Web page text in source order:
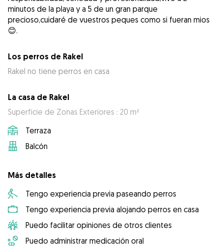
minutos de la playa y a 5 de un gran parque
precioso,cuidaré de vuestros peques como si fueran mios
😊.
Los perros de Rakel
Rakel no tiene perros en casa
La casa de Rakel
Superficie de Zonas Exteriores : 20 m²
Terraza
Balcón
Más detalles
Tengo experiencia previa paseando perros
Tengo experiencia previa alojando perros en casa
Puedo facilitar opiniones de otros clientes
Puedo administrar medicación oral